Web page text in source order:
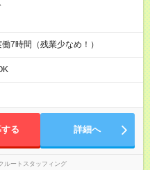
7時間（残業少なめ！）
る 詳細へ
ルートスタッフィング